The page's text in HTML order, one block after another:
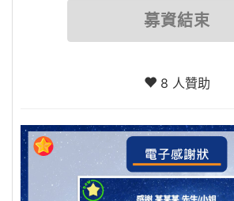
募資結束
8 人贊助